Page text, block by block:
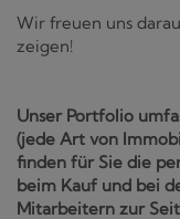
Wir freuen uns
zeigen!
Unser Portfolio
(jede Art von
finden für Sie die
beim Kauf und bei
Mitarbeitern zur